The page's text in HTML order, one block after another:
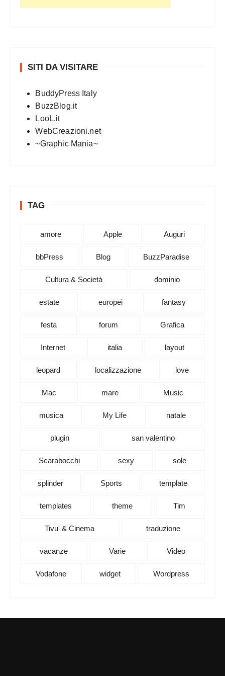
SITI DA VISITARE
BuddyPress Italy
BuzzBlog.it
LooL.it
WebCreazioni.net
~Graphic Mania~
TAG
amore Apple Auguri
bbPress Blog BuzzParadise
Cultura & Società dominio
estate europei fantasy
festa forum Grafica
Internet italia layout
leopard localizzazione love
Mac mare Music
musica My Life natale
plugin san valentino
Scarabocchi sexy sole
splinder Sports template
templates theme Tim
Tivu' & Cinema traduzione
vacanze Varie Video
Vodafone widget Wordpress